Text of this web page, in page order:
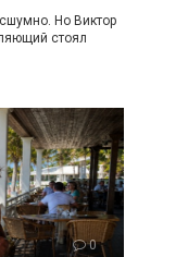
Но Виктор
стоял
0